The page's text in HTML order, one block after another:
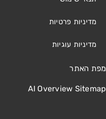
מדיניות פרטיות
מדיניות עוגיות
מפת האתר
AI Overview Sitemap